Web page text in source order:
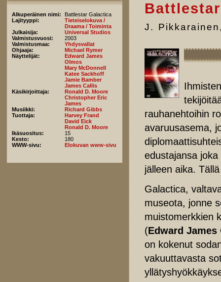
Alkuperäinen nimi:
Battlestar Galactica
Lajityyppi:
Tieteiselokuva /
Draama / Toiminta
Julkaisija:
Universal Studios
Valmistusvuosi:
2003
Valmistusmaa:
Yhdysvallat
Ohjaaja:
Michael Rymer
Näyttelijät:
Edward James
Olmos
Mary McDonnell
Katee Sackhoff
Jamie Bamber
James Callis
Käsikirjoittaja:
Ronald D. Moore
Christopher Eric
James
Musiikki:
Richard Gibbs
Tuottaja:
Harvey Frand
David Eick
Ronald D. Moore
Ikäsuositus:
15
Kesto:
180
WWW-sivu:
Elokuvan www-sivu
J. Pikkarainen
rauhanehtoihin
avaruusasema,
edustajansa
jälleen aika.
Galactica,
museota, jonne
muistomerkkien
(Edward James
on kokenut
vakuuttavasta